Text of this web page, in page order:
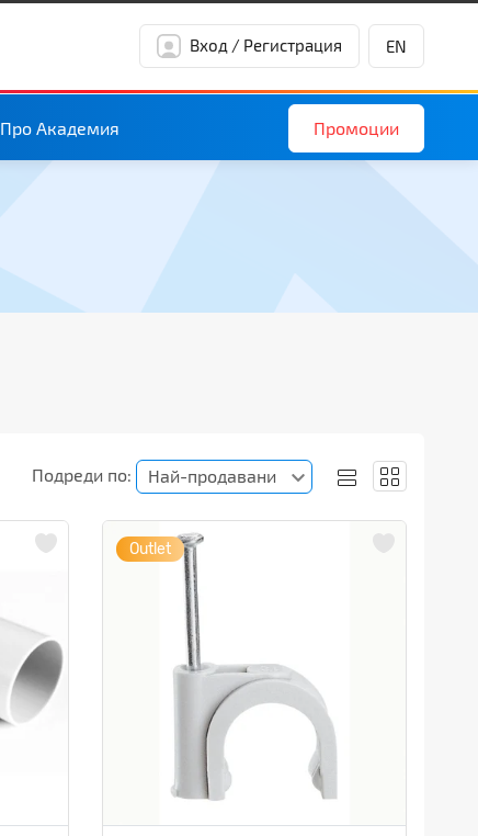
Вход / Регистрация EN
Про Академия Промоции
Подреди по: Най-продавани
Outlet